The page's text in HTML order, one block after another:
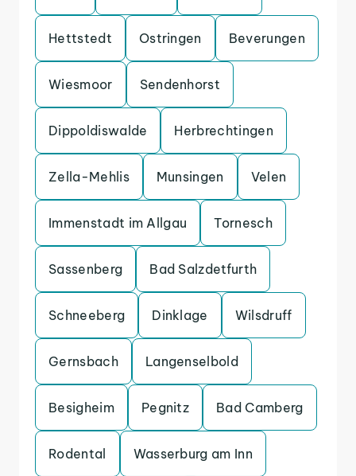
Hettstedt Ostringen Beverungen
Wiesmoor Sendenhorst
Dippoldiswalde Herbrechtingen
Zella-Mehlis Munsingen Velen
Immenstadt im Allgau Tornesch
Sassenberg Bad Salzdetfurth
Schneeberg Dinklage Wilsdruff
Gernsbach Langenselbold
Besigheim Pegnitz Bad Camberg
Rodental Wasserburg am Inn